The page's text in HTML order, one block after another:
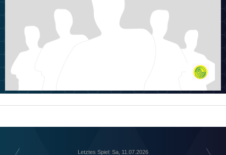
Letztes Spiel: Sa, 11.07.2026